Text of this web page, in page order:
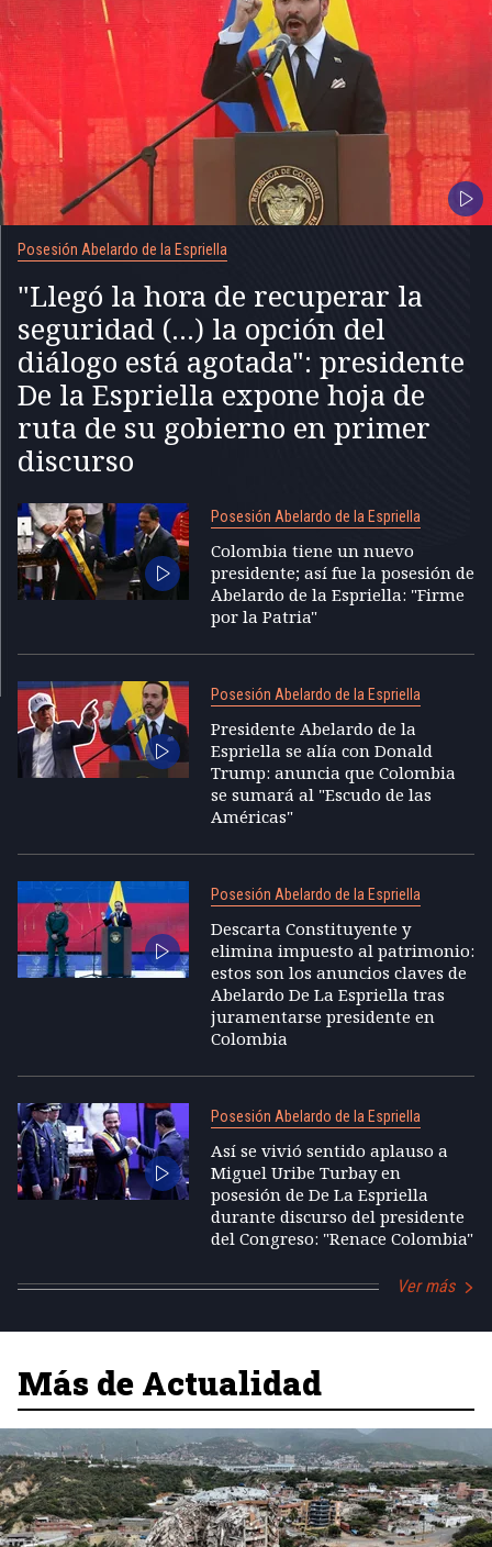
Posesión Abelardo de la Espriella
"Llegó la hora de recuperar la
seguridad (...) la opción del
diálogo está agotada": presidente
De la Espriella expone hoja de
ruta de su gobierno en primer
discurso
Posesión Abelardo de la Espriella
Colombia tiene un nuevo
presidente; así fue la posesión de
Abelardo de la Espriella: "Firme
por la Patria"
Posesión Abelardo de la Espriella
Presidente Abelardo de la
Espriella se alía con Donald
Trump: anuncia que Colombia
se sumará al "Escudo de las
Américas"
Posesión Abelardo de la Espriella
Descarta Constituyente y
elimina impuesto al patrimonio:
estos son los anuncios claves de
Abelardo De La Espriella tras
juramentarse presidente en
Colombia
Posesión Abelardo de la Espriella
Así se vivió sentido aplauso a
Miguel Uribe Turbay en
posesión de De La Espriella
durante discurso del presidente
del Congreso: "Renace Colombia"
Ver más
Más de Actualidad